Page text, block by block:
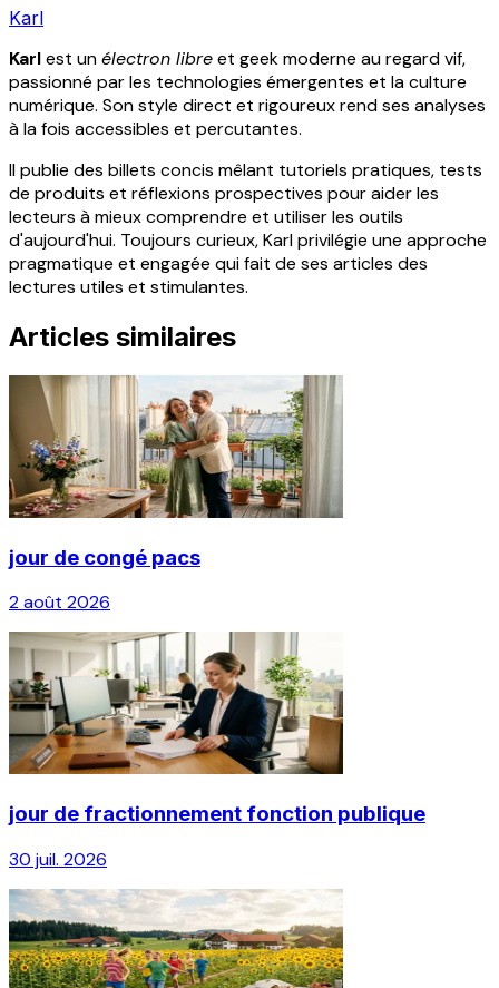
Karl
Karlest unélectron libreet geek moderne au regard vif,
passionné par les technologies émergentes et la culture
numérique. Son style direct et rigoureux rend ses analyses
à la fois accessibles et percutantes.
Il publie des billets concis mêlant tutoriels pratiques, tests
de produits et réflexions prospectives pour aider les
lecteurs à mieux comprendre et utiliser les outils
d'aujourd'hui. Toujours curieux, Karl privilégie une approche
pragmatique et engagée qui fait de ses articles des
lectures utiles et stimulantes.
Articles similaires
jour de congé pacs
2 août 2026
jour de fractionnement fonction publique
30 juil. 2026